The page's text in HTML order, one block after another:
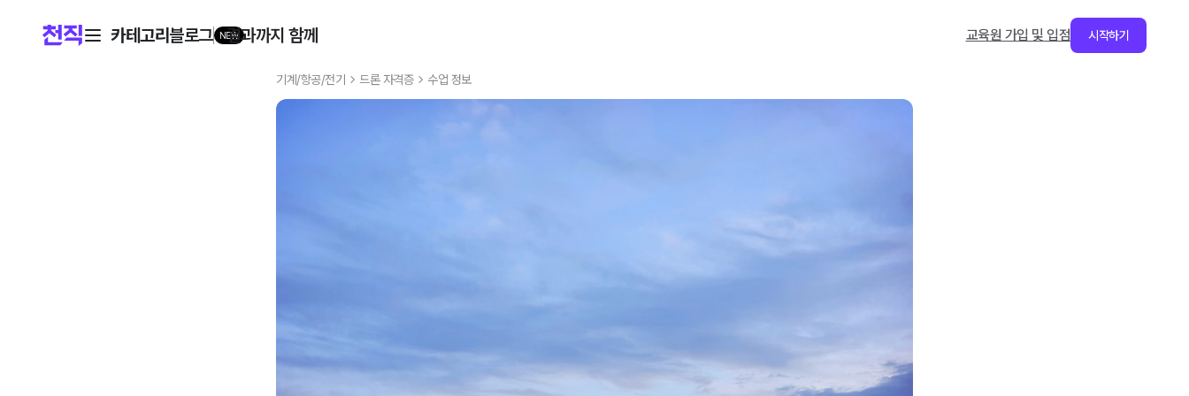
카테고리 블로그 NEW
결과까지 함께 교육원 가입 및 입점 시작하기
기계/항공/전기 드론 자격증 수업 정보